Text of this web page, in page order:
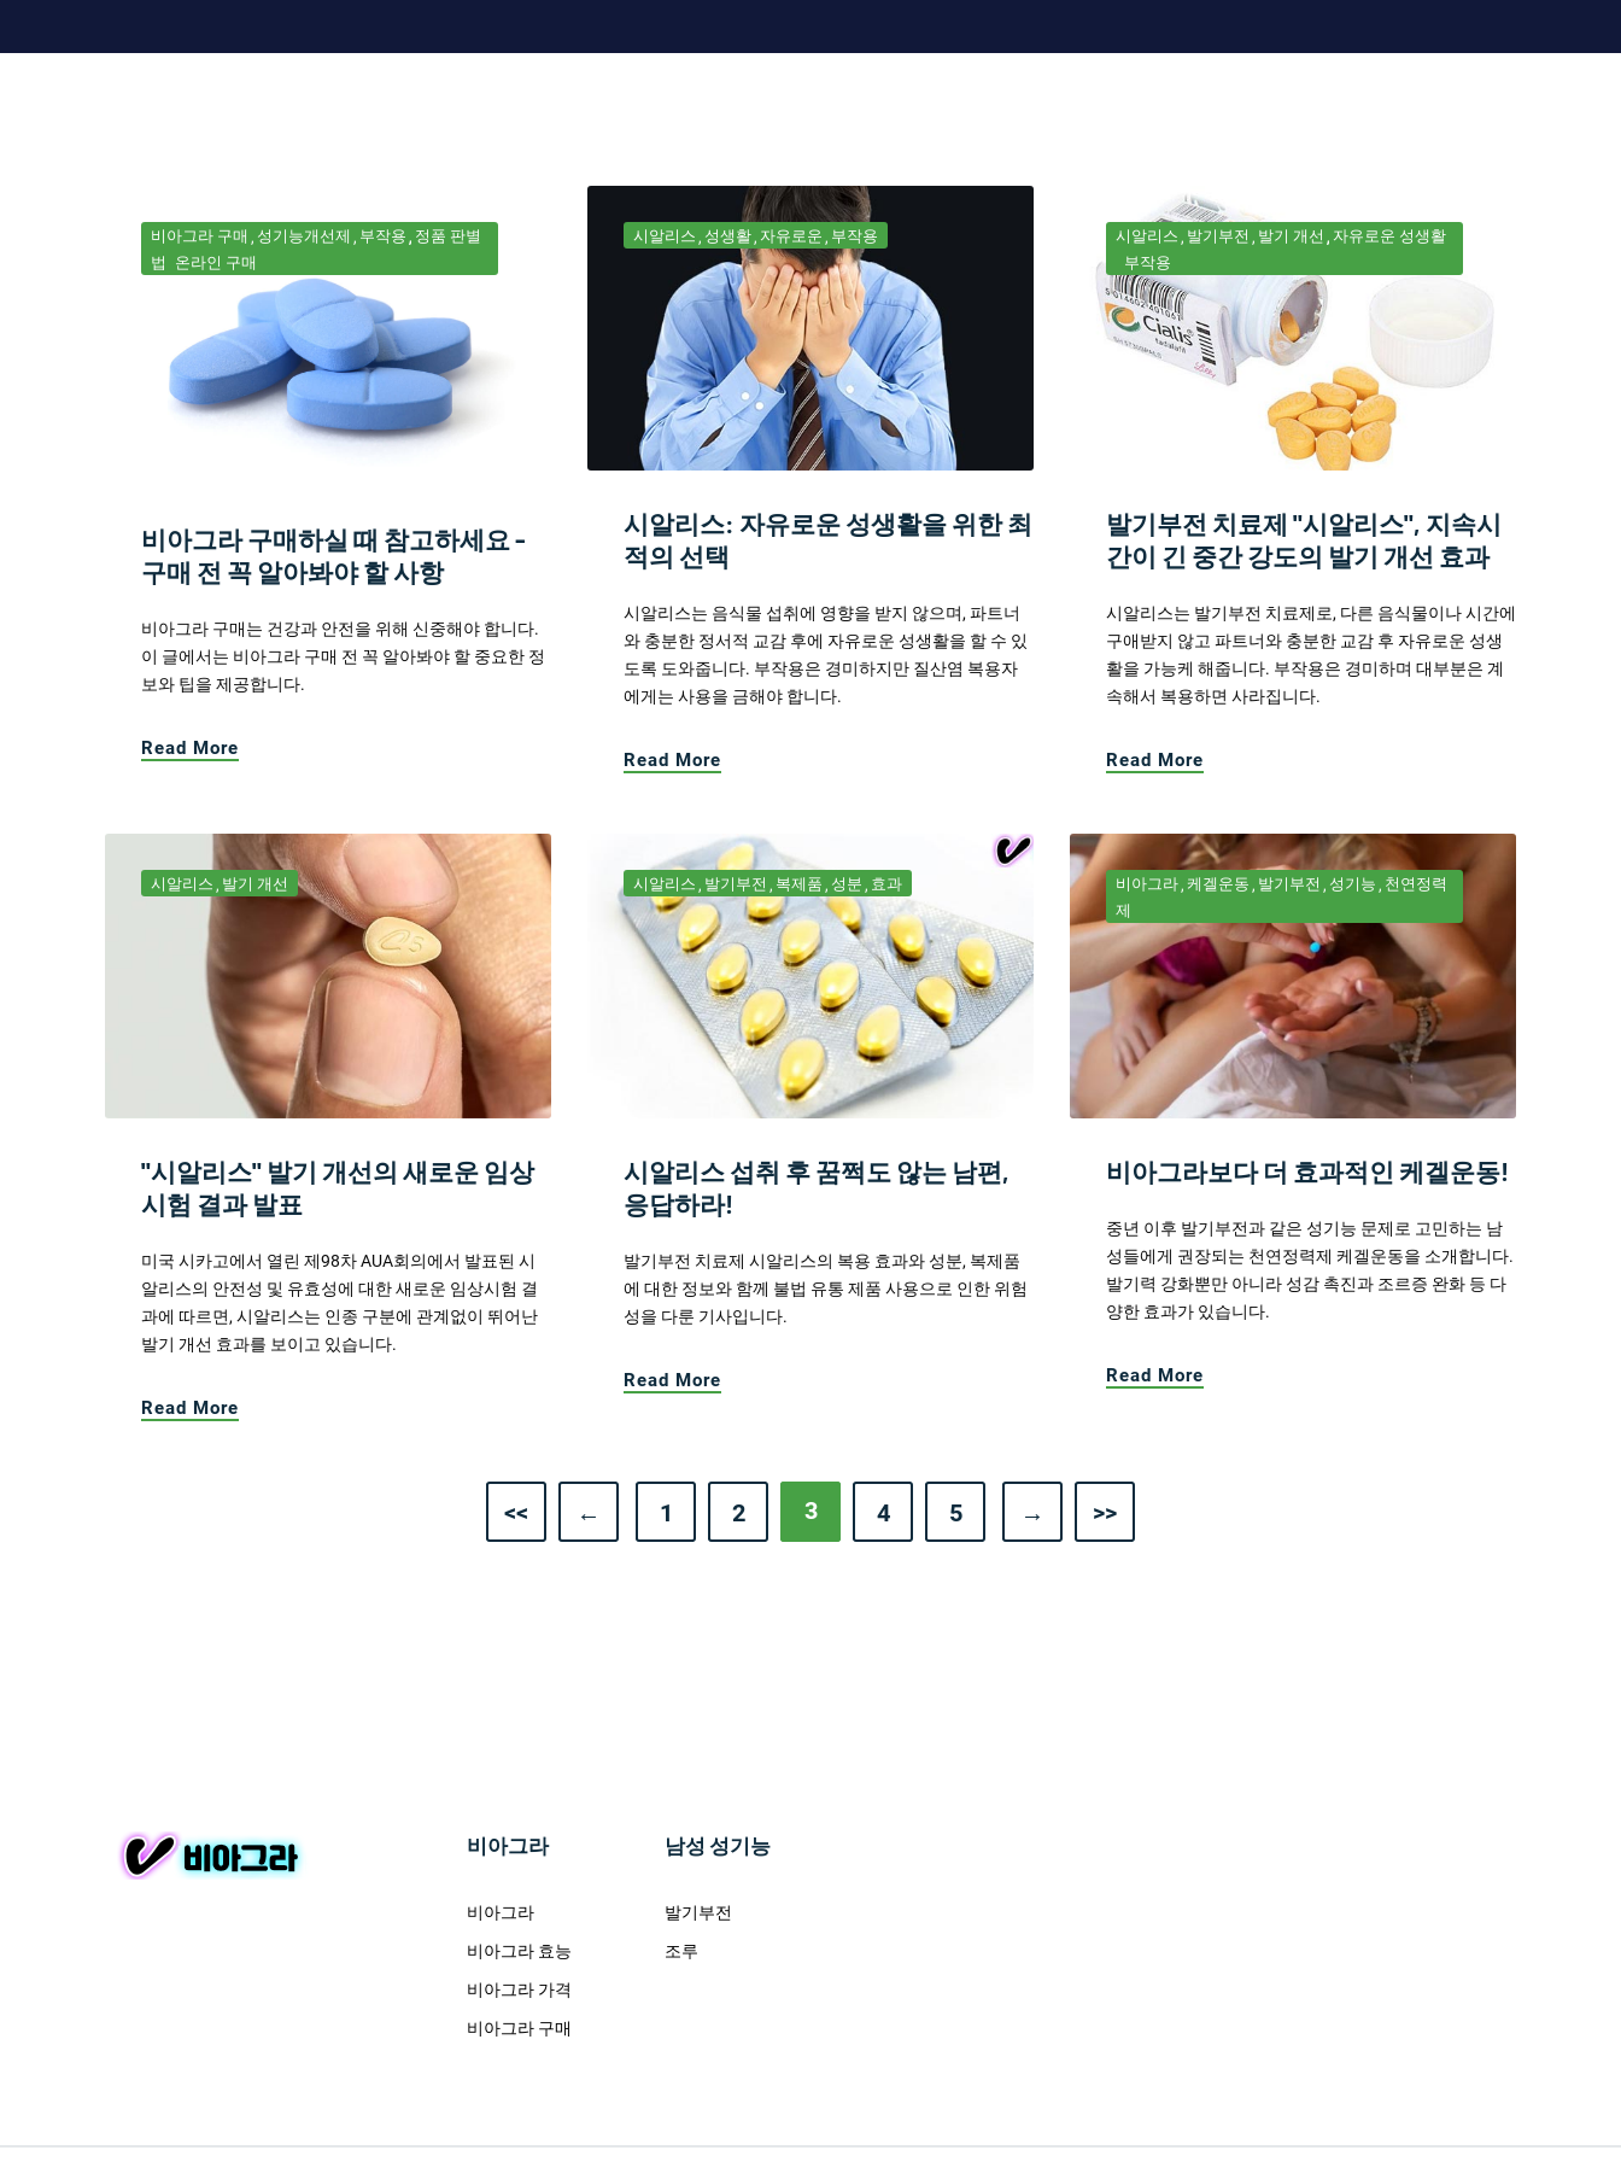
비아그라 구매 성기능개선제 부작용 정품 판별
법
온라인 구매
비아그라 구매하실 때 참고하세요 -
구매 전 꼭 알아봐야 할 사항
비아그라 구매는 건강과 안전을 위해 신중해야 합니다.
이 글에서는 비아그라 구매 전 꼭 알아봐야 할 중요한 정
보와 팁을 제공합니다.
Read More
시알리스 성생활 자유로운 부작용
시알리스: 자유로운 성생활을 위한 최
적의 선택
시알리스는 음식물 섭취에 영향을 받지 않으며, 파트너
와 충분한 정서적 교감 후에 자유로운 성생활을 할 수 있
도록 도와줍니다. 부작용은 경미하지만 질산염 복용자
에게는 사용을 금해야 합니다.
Read More
시알리스 발기부전 발기 개선
자유로운 성생활
부작용
발기부전 치료제 "시알리스", 지속시
간이 긴 중간 강도의 발기 개선 효과
시알리스는 발기부전 치료제로, 다른 음식물이나 시간에
구애받지 않고 파트너와 충분한 교감 후 자유로운 성생
활을 가능케 해줍니다. 부작용은 경미하며 대부분은 계
속해서 복용하면 사라집니다.
Read More
시알리스 발기 개선
"시알리스" 발기 개선의 새로운 임상
시험 결과 발표
미국 시카고에서 열린 제98차 AUA회의에서 발표된 시
알리스의 안전성 및 유효성에 대한 새로운 임상시험 결
과에 따르면, 시알리스는 인종 구분에 관계없이 뛰어난
발기 개선 효과를 보이고 있습니다.
Read More
시알리스 발기부전 복제품 성분 효과
시알리스 섭취 후 꿈쩍도 않는 남편,
응답하라!
발기부전 치료제 시알리스의 복용 효과와 성분, 복제품
에 대한 정보와 함께 불법 유통 제품 사용으로 인한 위험
성을 다룬 기사입니다.
Read More
비아그라 케겔운동 발기부전 성기능 천연정력
제
비아그라보다 더 효과적인 케겔운동!
중년 이후 발기부전과 같은 성기능 문제로 고민하는 남
성들에게 권장되는 천연정력제 케겔운동을 소개합니다.
발기력 강화뿐만 아니라 성감 촉진과 조르증 완화 등 다
양한 효과가 있습니다.
Read More
<< ← 1 2 3 4 5 → >>
비아그라
비아그라
비아그라 효능
비아그라 가격
비아그라 구매
남성 성기능
발기부전
조루